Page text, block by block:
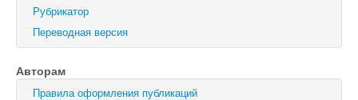
Поиск
Рубрикатор
Переводная версия
Авторам
Правила оформления публикаций